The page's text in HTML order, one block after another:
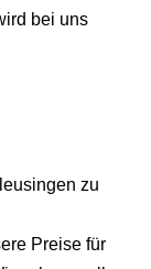
bei uns
zu
Preise für